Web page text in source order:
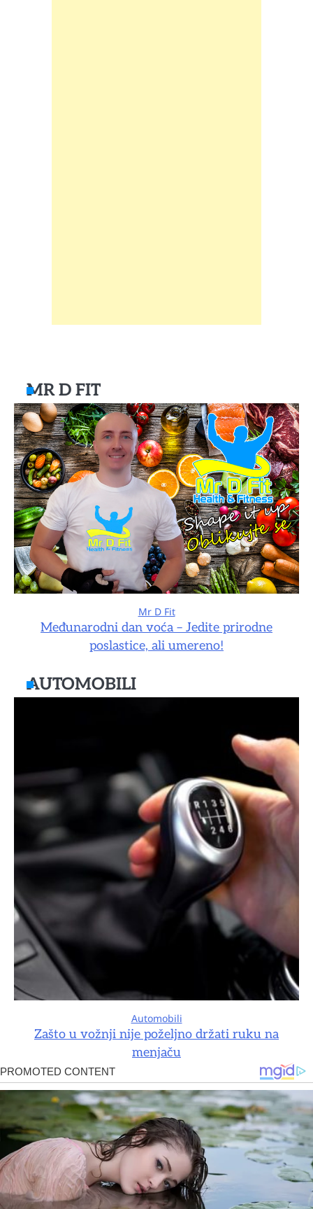
MR D FIT
Mr D Fit
Međunarodni dan voća – Jedite prirodne
poslastice, ali umereno!
AUTOMOBILI
Automobili
Zašto u vožnji nije poželjno držati ruku na
menjaču